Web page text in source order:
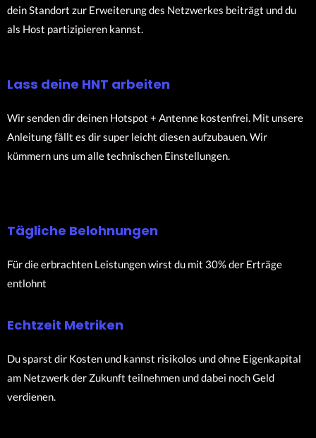
dein Standort zur Erweiterung des Netzwerkes beiträgt und du
als Host partizipieren kannst.
Lass deine HNT arbeiten
Wir senden dir deinen Hotspot + Antenne kostenfrei. Mit unsere
Anleitung fällt es dir super leicht diesen aufzubauen. Wir
kümmern uns um alle technischen Einstellungen.
Tägliche Belohnungen
Für die erbrachten Leistungen wirst du mit 30% der Erträge
entlohnt
Echtzeit Metriken
Du sparst dir Kosten und kannst risikolos und ohne Eigenkapital
am Netzwerk der Zukunft teilnehmen und dabei noch Geld
verdienen.